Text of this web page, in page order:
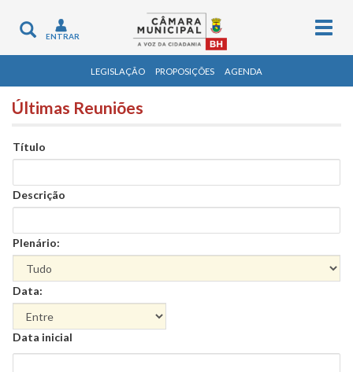
Toggle
navigation
ENTRAR
LEGISLAÇÃO PROPOSIÇÕES AGENDA
Últimas Reuniões
Título
Descrição
Plenário:
Data:
Data
Data inicial